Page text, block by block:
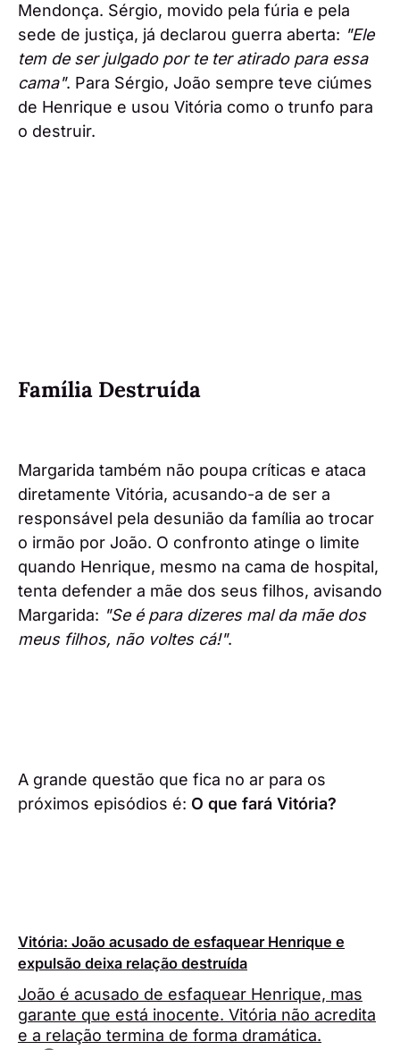
Mendonça. Sérgio, movido pela fúria e pela
sede de justiça, já declarou guerra aberta: "Ele
tem de ser julgado por te ter atirado para essa
cama". Para Sérgio, João sempre teve ciúmes
de Henrique e usou Vitória como o trunfo para
o destruir.
Família Destruída
Margarida também não poupa críticas e ataca
diretamente Vitória, acusando-a de ser a
responsável pela desunião da família ao trocar
o irmão por João. O confronto atinge o limite
quando Henrique, mesmo na cama de hospital,
tenta defender a mãe dos seus filhos, avisando
Margarida: "Se é para dizeres mal da mãe dos
meus filhos, não voltes cá!".
A grande questão que fica no ar para os
próximos episódios é: O que fará Vitória?
Vitória: João acusado de esfaquear Henrique e
expulsão deixa relação destruída
João é acusado de esfaquear Henrique, mas
garante que está inocente. Vitória não acredita
e a relação termina de forma dramática.